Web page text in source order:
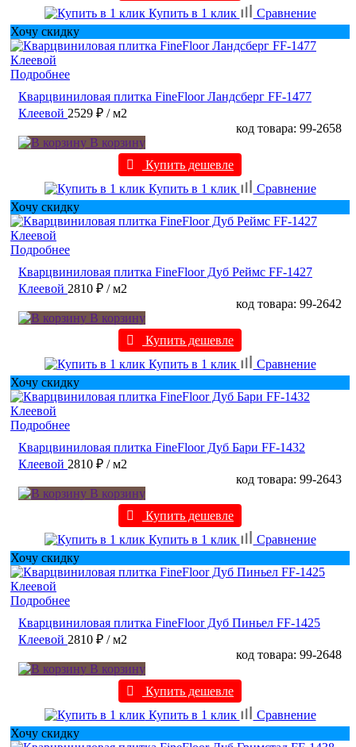
Купить в 1 клик
Сравнение
Хочу скидку
Подробнее
Кварцвиниловая плитка FineFloor Ландсберг FF-1477
Клеевой 2529 ₽ / м2
код товара: 99-2658
В корзину
Купить дешевле
Купить в 1 клик
Сравнение
Хочу скидку
Подробнее
Кварцвиниловая плитка FineFloor Дуб Реймс FF-1427
Клеевой 2810 ₽ / м2
код товара: 99-2642
В корзину
Купить дешевле
Купить в 1 клик
Сравнение
Хочу скидку
Подробнее
Кварцвиниловая плитка FineFloor Дуб Бари FF-1432
Клеевой 2810 ₽ / м2
код товара: 99-2643
В корзину
Купить дешевле
Купить в 1 клик
Сравнение
Хочу скидку
Подробнее
Кварцвиниловая плитка FineFloor Дуб Пиньел FF-1425
Клеевой 2810 ₽ / м2
код товара: 99-2648
В корзину
Купить дешевле
Купить в 1 клик
Сравнение
Хочу скидку